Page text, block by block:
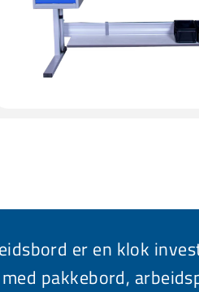
er en klok
pakkebord,